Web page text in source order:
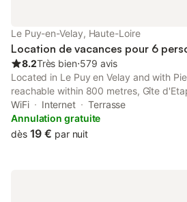
Le Puy-en-Velay, Haute-Loire
Location de vacances pour 6
8.2Très bien⋅579 avis
Located in Le Puy en Velay and with
reachable within 800 metres, Gîte
provides express check-in and check-
a shared lounge, free WiFi and a bar.
WiFi Internet
Terrasse
Annulation gratuite
dès 19 € par nuit